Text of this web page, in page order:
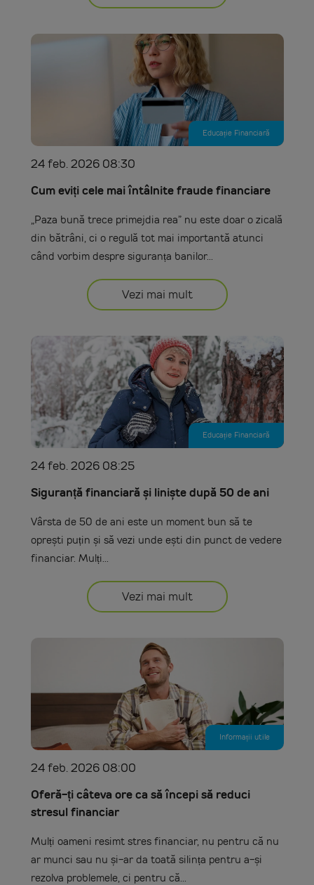
Educație Financiară
24 feb. 2026 08:30
Cum eviți cele mai întâlnite fraude financiare
„Paza bună trece primejdia rea” nu este doar o zicală
din bătrâni, ci o regulă tot mai importantă atunci
când vorbim despre siguranța banilor...
Vezi mai mult
Educație Financiară
24 feb. 2026 08:25
Siguranță financiară și liniște după 50 de ani
Vârsta de 50 de ani este un moment bun să te
oprești puțin și să vezi unde ești din punct de vedere
financiar. Mulți...
Vezi mai mult
Informații utile
24 feb. 2026 08:00
Oferă-ți câteva ore ca să începi să reduci
stresul financiar
Mulți oameni resimt stres financiar, nu pentru că nu
ar munci sau nu și-ar da toată silința pentru a-și
rezolva problemele, ci pentru că...